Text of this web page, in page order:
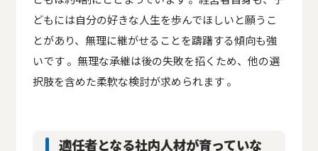
どもには自分の好きな人生を歩んでほしいと願うこ
とがあり、無理に継がせることを躊躇する傾向も強
いです 。無理な承継は後の失敗を招くため、他の選
択肢を含めた柔軟な検討が求められます 。
適任者となる社内人材が育っていな